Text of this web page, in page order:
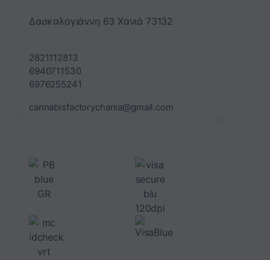
Δασκαλογιάννη 63 Χανιά 73132
2821112813
6940711530
6976255241
cannabisfactorychania@gmail.com